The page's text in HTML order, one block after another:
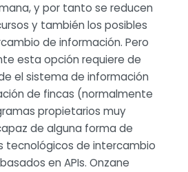
y por tanto se reducen
y también los posibles
de información. Pero
esta opción requiere de
el sistema de información
de fincas (normalmente
propietarios muy
de alguna forma de
tecnológicos de intercambio
en APIs. Onzane